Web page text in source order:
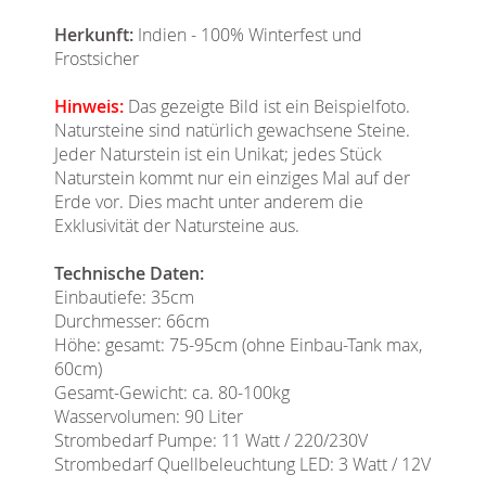
Herkunft: Indien - 100% Winterfest und
Frostsicher
Hinweis: Das gezeigte Bild ist ein Beispielfoto.
Natursteine sind natürlich gewachsene Steine.
Jeder Naturstein ist ein Unikat; jedes Stück
Naturstein kommt nur ein einziges Mal auf der
Erde vor. Dies macht unter anderem die
Exklusivität der Natursteine aus.
Technische Daten:
Einbautiefe: 35cm
Durchmesser: 66cm
Höhe: gesamt: 75-95cm (ohne Einbau-Tank max,
60cm)
Gesamt-Gewicht: ca. 80-100kg
Wasservolumen: 90 Liter
Strombedarf Pumpe: 11 Watt / 220/230V
Strombedarf Quellbeleuchtung LED: 3 Watt / 12V